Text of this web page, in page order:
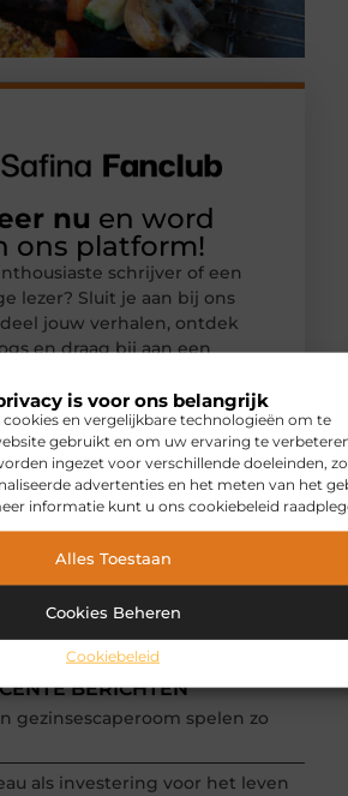
is voor ons belangrijk
en vergelijkbare technologieën om te
gebruikt en om uw ervaring te
ingezet voor verschillende doeleinden,
advertenties en het meten van het
informatie kunt u ons cookiebeleid
Alles Toestaan
Cookies Beheren
Cookiebeleid
(209 )
(69 )
BERICHTEN
gezinsescaperoom spelen zo
als investering voor het leven
nu en word
ons platform!
schrijver of een
lezer? Sluit je aan bij ons
jouw verhalen, ontdek
en draag bij aan een
en begin met schrijven.
Registreer nu!